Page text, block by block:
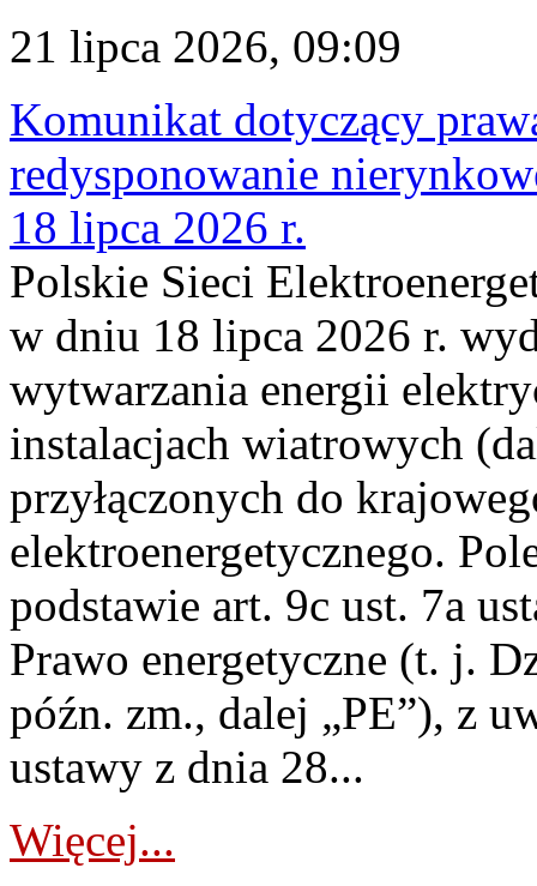
21 lipca 2026, 09:09
Komunikat dotyczący
redysponowanie
18 lipca 2026 r.
Polskie Sieci
w dniu 18 lipca 2026 r.
wytwarzania energii
instalacjach wiatrowych
przyłączonych do
elektroenergetycznego.
podstawie art. 9c ust. 7a
Prawo energetyczne (t. j.
późn. zm., dalej „PE”), z
ustawy z dnia 28...
Więcej...